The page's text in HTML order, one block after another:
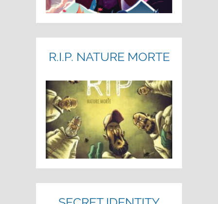
R.I.P. NATURE MORTE